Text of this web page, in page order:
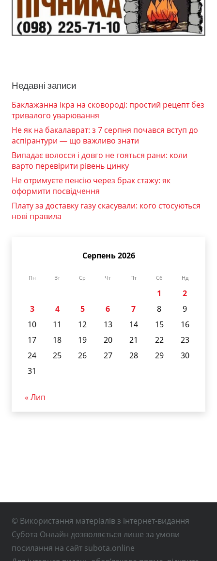
Недавні записи
Баклажанна ікра на сковороді: простий рецепт без
тривалого уварювання
Не як на бакалаврат: з 7 серпня почався вступ до
аспірантури — що важливо знати
Випадає волосся і довго не гояться рани: коли
варто перевірити рівень цинку
Не отримуєте пенсію через брак стажу: як
оформити посвідчення
Плату за доставку газу скасували: кого стосуються
нові правила
Серпень 2026
Пн Вт Ср Чт Пт Сб Нд
1
2
3
4 5 6 7 8
9
10
11 12 13 14 15
16
17
18 19 20 21 22
23
24
25 26 27 28 29
30
31
« Лип
© Використання матеріалів з інтернет-видання
Субота Онлайн дозволяється лише за умови
посилання на сайт subota.online